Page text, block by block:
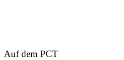
Auf dem PCT